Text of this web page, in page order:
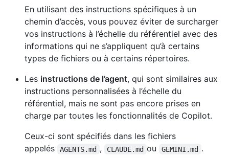
En utilisant des instructions spécifiques à un
chemin d’accès, vous pouvez éviter de surcharger
vos instructions à l’échelle du référentiel avec des
informations qui ne s’appliquent qu’à certains
types de fichiers ou à certains répertoires.
Les instructions de l’agent, qui sont similaires aux
instructions personnalisées à l’échelle du
référentiel, mais ne sont pas encore prises en
charge par toutes les fonctionnalités de Copilot.
Ceux-ci sont spécifiés dans les fichiers
appelés
AGENTS.md , CLAUDE.md ou GEMINI.md .